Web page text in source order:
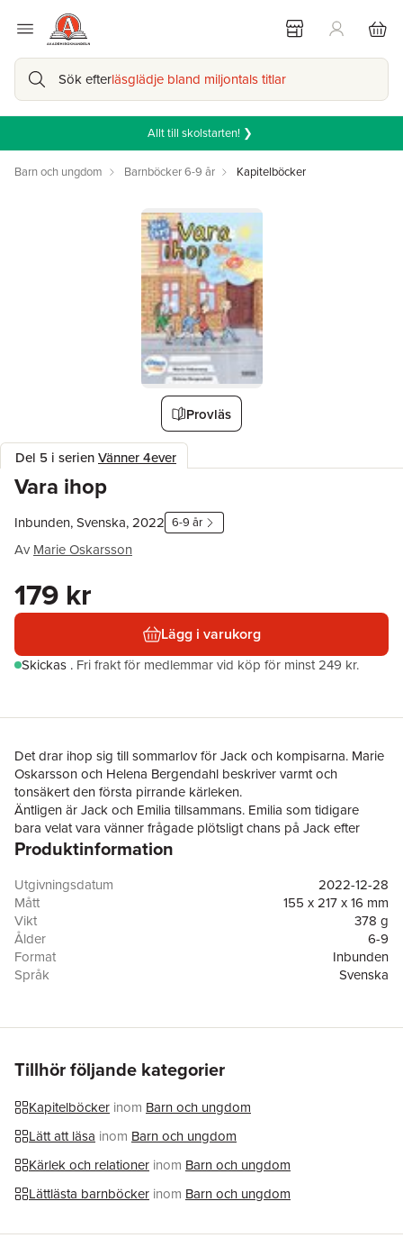
Sök efterläsglädje bland miljontals titlar
Allt till skolstarten! ❯
Barn och ungdom Barnböcker 6-9 år Kapitelböcker
Provläs
Del 5 i serienVänner 4ever
Vara ihop
Inbunden, Svenska, 2022 6-9 år
Av Marie Oskarsson
179 kr
Lägg i varukorg
Skickas . Fri frakt för medlemmar vid köp för minst 249 kr.
Det drar ihop sig till sommarlov för Jack och kompisarna. Marie
Oskarsson och Helena Bergendahl beskriver varmt och
tonsäkert den första pirrande kärleken.
Äntligen är Jack och Emilia tillsammans. Emilia som tidigare
bara velat vara vänner frågade plötsligt chans på Jack efter
vårkonserten! Jack sa ju förstås ja på en gång. Men nu när
man är kompisar? Jacks kompis Edvin är visst värsta
kärleksexperten och kommer med råd. Men varför blir inte
Emilia riktigt glad när Jack försöker visa henne hur mycket han
tycker om henne? Vara ihop är den avslutande delen i serien
som handlar om fyra kompisar på lågstadiet. Precis som de
övriga böckerna i serien, Fråga chans, Vara vänner,
Produktinformation
Utgivningsdatum
2022-12-28
Mått
155 x 217 x 16 mm
Vikt
378 g
Ålder
6-9
Format
Inbunden
Språk
Svenska
Antal sidor
144
Illustratör
Miljömärkning
Tillhör följande kategorier
Kapitelböcker inom Barn och ungdom
Lätt att läsa inom Barn och ungdom
Kärlek och relationer inom Barn och ungdom
Lättlästa barnböcker inom Barn och ungdom